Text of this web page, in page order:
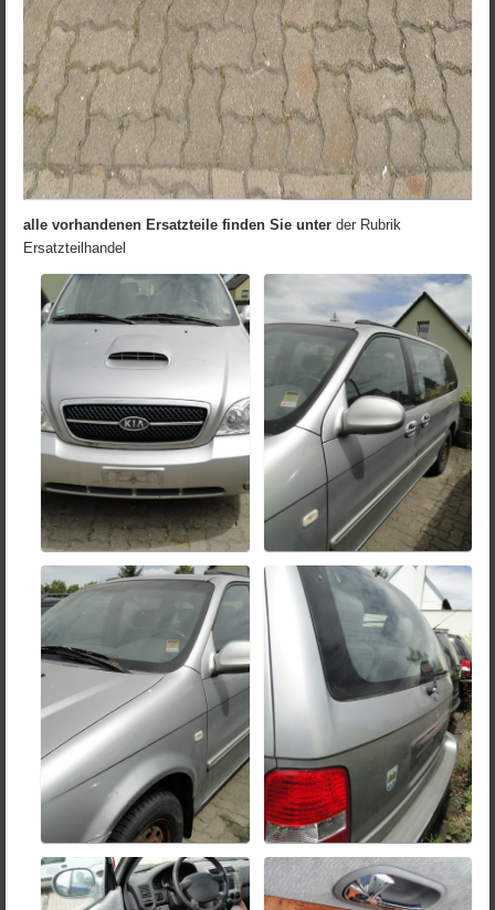
alle vorhandenen Ersatzteile finden Sie unterder Rubrik
Ersatzteilhandel